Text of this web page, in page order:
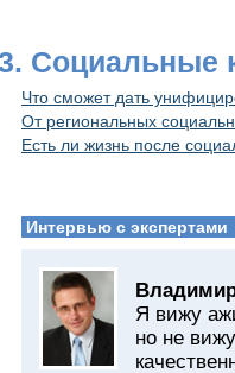
Cоциальные
Что сможет дать
От региональных
Есть ли жизнь после
Интервью с экспертами
Я вижу
но не